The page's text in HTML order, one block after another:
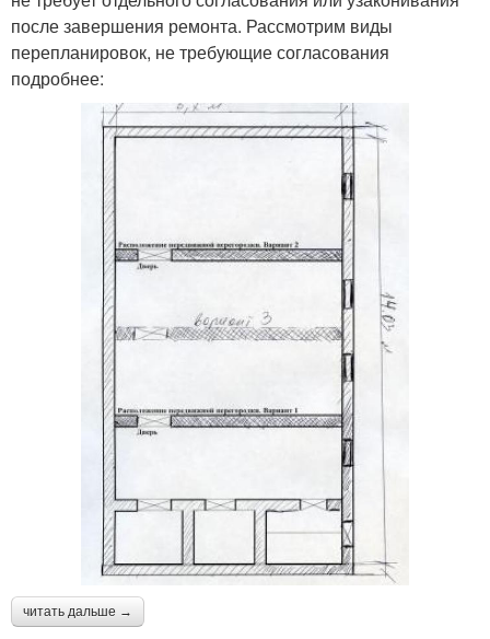
после завершения ремонта. Рассмотрим виды
перепланировок, не требующие согласования
подробнее:
читать дальше →